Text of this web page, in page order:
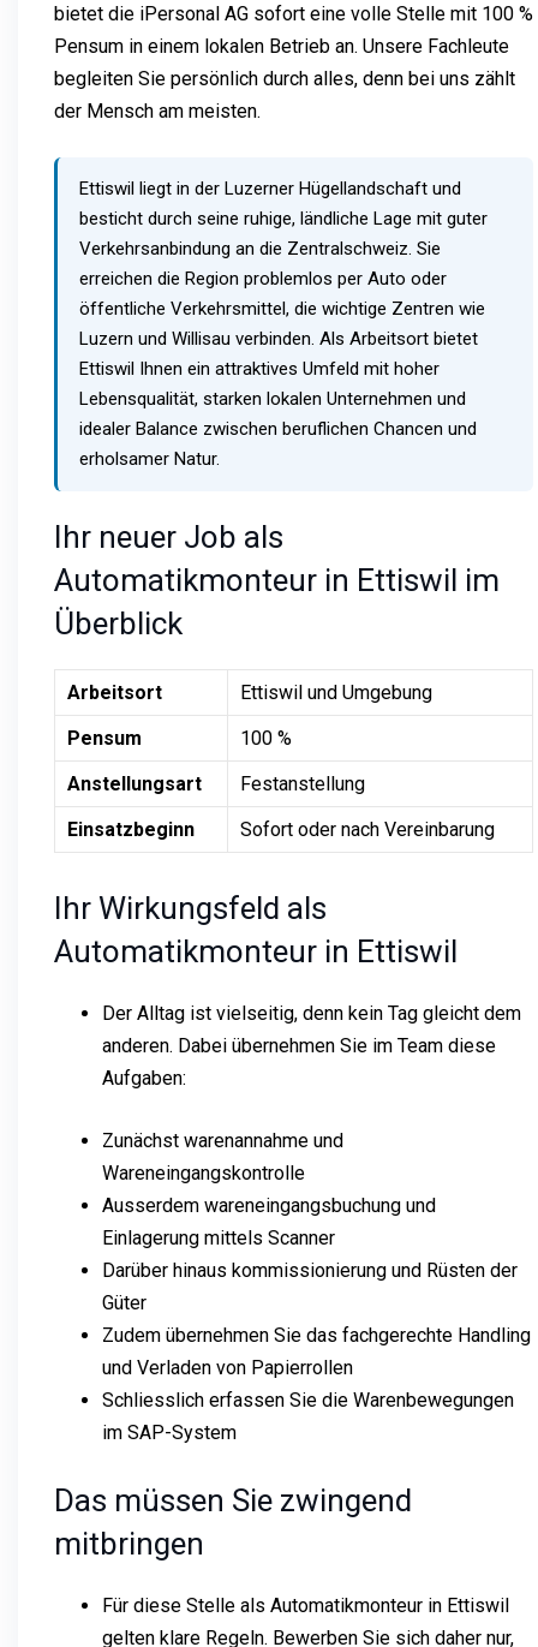
bietet die iPersonal AG sofort eine volle Stelle mit 100 %
Pensum in einem lokalen Betrieb an. Unsere Fachleute
begleiten Sie persönlich durch alles, denn bei uns zählt
der Mensch am meisten.
Ettiswil liegt in der Luzerner Hügellandschaft und
besticht durch seine ruhige, ländliche Lage mit guter
Verkehrsanbindung an die Zentralschweiz. Sie
erreichen die Region problemlos per Auto oder
öffentliche Verkehrsmittel, die wichtige Zentren wie
Luzern und Willisau verbinden. Als Arbeitsort bietet
Ettiswil Ihnen ein attraktives Umfeld mit hoher
Lebensqualität, starken lokalen Unternehmen und
idealer Balance zwischen beruflichen Chancen und
erholsamer Natur.
Ihr neuer Job als
Automatikmonteur in Ettiswil im
Überblick
Arbeitsort
Ettiswil und Umgebung
Pensum
100 %
Anstellungsart
Festanstellung
Einsatzbeginn
Sofort oder nach Vereinbarung
Ihr Wirkungsfeld als
Automatikmonteur in Ettiswil
Der Alltag ist vielseitig, denn kein Tag gleicht dem
anderen. Dabei übernehmen Sie im Team diese
Aufgaben:
Zunächst warenannahme und
Wareneingangskontrolle
Ausserdem wareneingangsbuchung und
Einlagerung mittels Scanner
Darüber hinaus kommissionierung und Rüsten der
Güter
Zudem übernehmen Sie das fachgerechte Handling
und Verladen von Papierrollen
Schliesslich erfassen Sie die Warenbewegungen
im SAP-System
Das müssen Sie zwingend
mitbringen
Für diese Stelle als Automatikmonteur in Ettiswil
gelten klare Regeln. Bewerben Sie sich daher nur,